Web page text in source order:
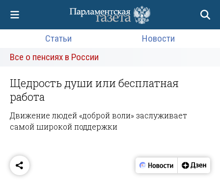
Статьи
Новости
Все о пенсиях в России
Щедрость души или бесплатная
работа
Движение людей «доброй воли» заслуживает
самой широкой поддержки